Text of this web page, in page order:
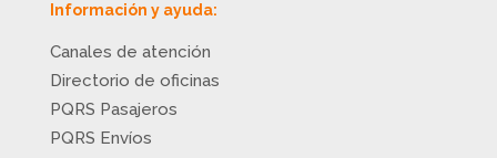
Información y ayuda:
Canales de atención
Directorio de oficinas
PQRS Pasajeros
PQRS Envíos